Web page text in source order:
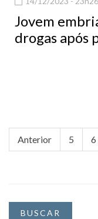
Jovem
drogas após
Anterior 5 6
BUSCAR